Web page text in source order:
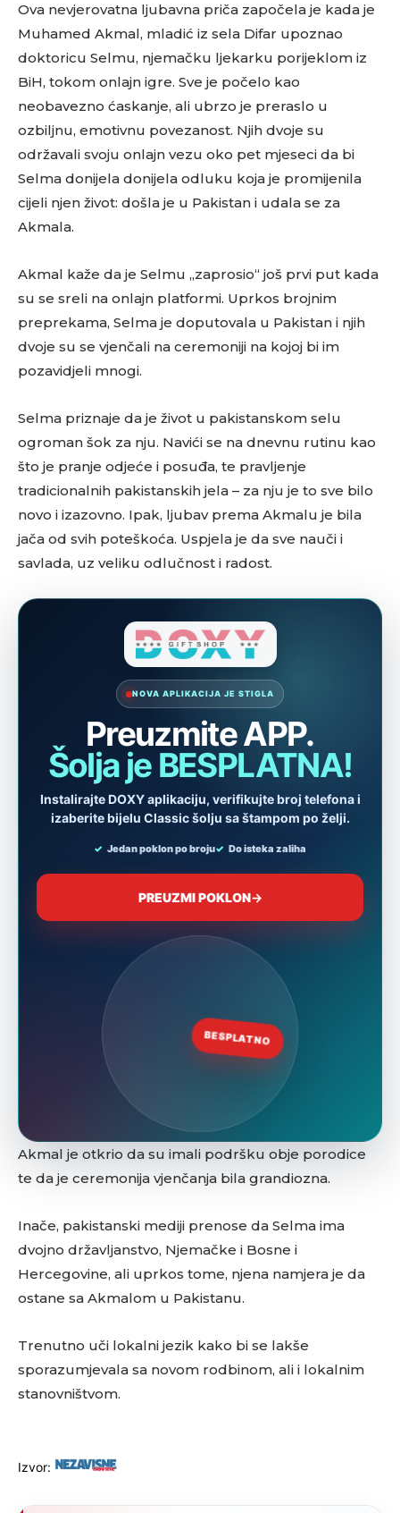
Ova nevjerovatna ljubavna priča započela je kada je
Muhamed Akmal, mladić iz sela Difar upoznao
doktoricu Selmu, njemačku ljekarku porijeklom iz
BiH, tokom onlajn igre. Sve je počelo kao
neobavezno ćaskanje, ali ubrzo je preraslo u
ozbiljnu, emotivnu povezanost. Njih dvoje su
održavali svoju onlajn vezu oko pet mjeseci da bi
Selma donijela donijela odluku koja je promijenila
cijeli njen život: došla je u Pakistan i udala se za
Akmala.
Akmal kaže da je Selmu „zaprosio“ još prvi put kada
su se sreli na onlajn platformi. Uprkos brojnim
preprekama, Selma je doputovala u Pakistan i njih
dvoje su se vjenčali na ceremoniji na kojoj bi im
pozavidjeli mnogi.
Selma priznaje da je život u pakistanskom selu
ogroman šok za nju. Navići se na dnevnu rutinu kao
što je pranje odjeće i posuđa, te pravljenje
tradicionalnih pakistanskih jela – za nju je to sve bilo
novo i izazovno. Ipak, ljubav prema Akmalu je bila
jača od svih poteškoća. Uspjela je da sve nauči i
savlada, uz veliku odlučnost i radost.
Akmal je otkrio da su imali podršku obje porodice
te da je ceremonija vjenčanja bila grandiozna.
Inače, pakistanski mediji prenose da Selma ima
dvojno državljanstvo, Njemačke i Bosne i
Hercegovine, ali uprkos tome, njena namjera je da
ostane sa Akmalom u Pakistanu.
Trenutno uči lokalni jezik kako bi se lakše
sporazumjevala sa novom rodbinom, ali i lokalnim
stanovništvom.
Izvor: